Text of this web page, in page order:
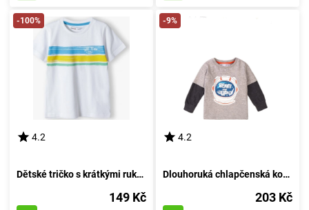
-100%
4.2
Dětské tričko s krátkými rukávy, Minoti, velikost 13tee 34, chlapec - 98/104 | 3/4 roky
149 Kč
-9%
4.2
Dlouhoruká chlapčenská košile, Minoti, Beam 3, šedá - velikost 98/104 | pro věk 3 až 4 roky
203 Kč